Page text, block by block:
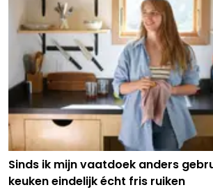
Sinds ik mijn vaatdoek anders
keuken eindelijk écht fris ruiken